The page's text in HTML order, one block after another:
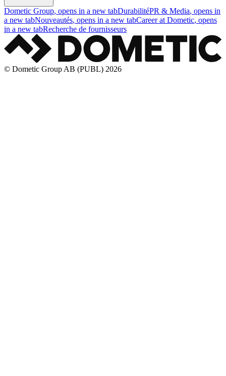
Dometic Group, opens in a new tabDurabilitéPR & Media, opens in
a new tabNouveautés, opens in a new tabCareer at Dometic, opens
in a new tabRecherche de fournisseurs
© Dometic Group AB (PUBL) 2026